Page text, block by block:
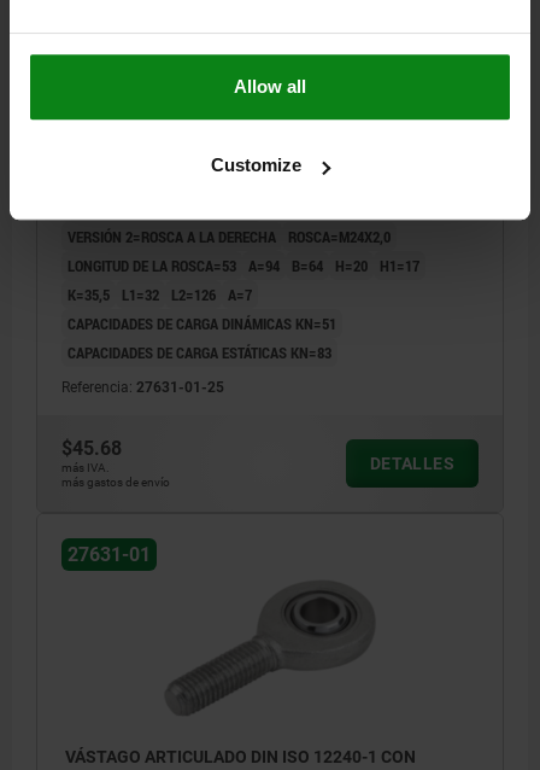
Allow all
Customize
VÁSTAGO ARTICULADO DIN ISO 12240-1 CON
CINCADO, COMP:ACERO APOYO CILIN.
MATERIAL DEL CUERPO DE BASE=ACERO TEMPLADO Y REVENIDO
VERSIÓN 2=ROSCA A LA DERECHA
ROSCA=M24X2,0
LONGITUD DE LA ROSCA=53 A=94 B=64 H=20
H1=17
K=35,5
L1=32 L2=126 Α=7
CAPACIDADES DE CARGA DINÁMICAS KN=51
CAPACIDADES DE CARGA ESTÁTICAS KN=83
Referencia: 27631-01-25
$45.68
más IVA.
más gastos de envío
DETALLES
27631-01
VÁSTAGO ARTICULADO DIN ISO 12240-1 CON